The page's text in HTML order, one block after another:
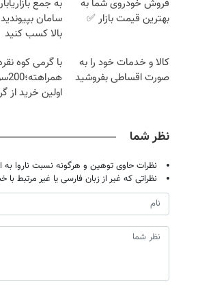
فروش خودروی شما به
بهترین قیمت بازار ✅
به جمع
سامان
بالا کسب کنید
کالا و خدمات خود را به
صورت اقساطی بفروشید
با گرمی کوه
اولین خرید از
نظر شما
نظرات حاوی توهین و هرگونه نسبت ناروا
نظراتی که غیر از زبان فارسی یا غیر مرتبط